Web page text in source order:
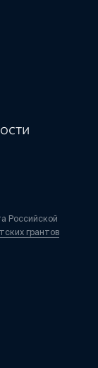
Российской
грантов